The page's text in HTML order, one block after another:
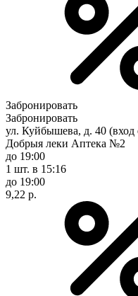
Забронировать
Забронировать
ул. Куйбышева, д. 40 (вход
Добрыя леки Аптека №2
до 19:00
1 шт. в 15:16
до 19:00
9,22 р.